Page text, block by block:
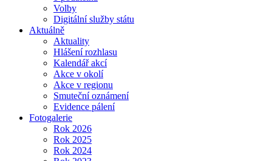
Volby
Digitální služby státu
Aktuálně
Aktuality
Hlášení rozhlasu
Kalendář akcí
Akce v okolí
Akce v regionu
Smuteční oznámení
Evidence pálení
Fotogalerie
Rok 2026
Rok 2025
Rok 2024